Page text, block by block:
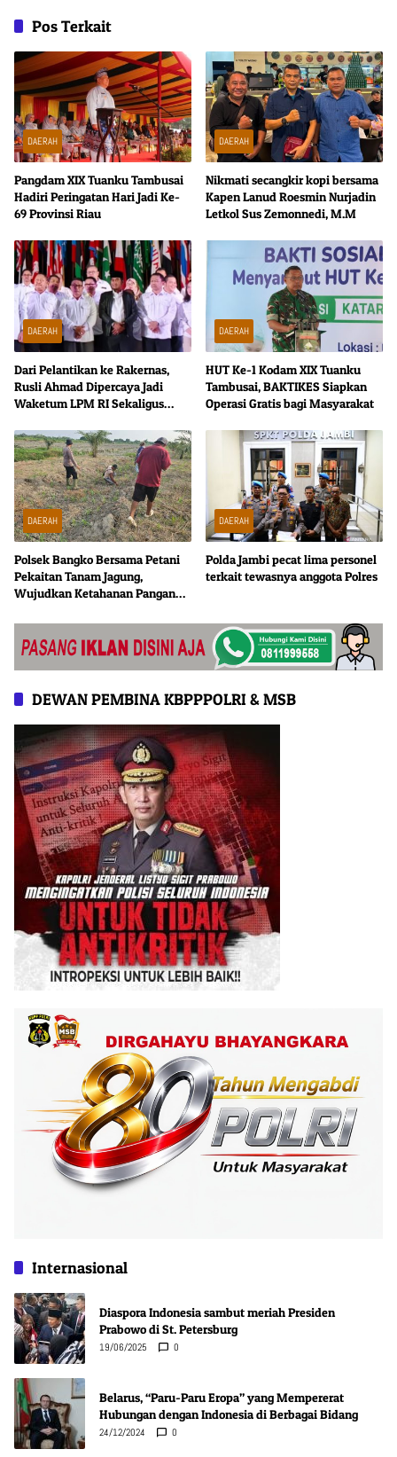
Pos Terkait
DAERAH
Pangdam XIX Tuanku Tambusai
Hadiri Peringatan Hari Jadi Ke-
69 Provinsi Riau
DAERAH
Nikmati secangkir kopi bersama
Kapen Lanud Roesmin Nurjadin
Letkol Sus Zemonnedi, M.M
DAERAH
Dari Pelantikan ke Rakernas,
Rusli Ahmad Dipercaya Jadi
Waketum LPM RI Sekaligus
DAERAH
HUT Ke-1 Kodam XIX Tuanku
Tambusai, BAKTIKES Siapkan
Operasi Gratis bagi Masyarakat
DAERAH
Polsek Bangko Bersama Petani
Pekaitan Tanam Jagung,
Wujudkan Ketahanan Pangan
DAERAH
Polda Jambi pecat lima personel
terkait tewasnya anggota Polres
DEWAN PEMBINA KBPPPOLRI & MSB
Internasional
Diaspora Indonesia sambut meriah Presiden
Prabowo di St. Petersburg
19/06/2025 0
Belarus, “Paru-Paru Eropa” yang Mempererat
Hubungan dengan Indonesia di Berbagai Bidang
24/12/2024 0